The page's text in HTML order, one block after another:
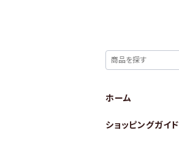
ホーム
ショッピングガイド